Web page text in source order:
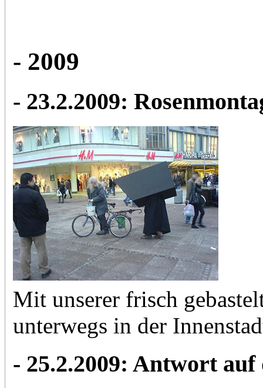
- 2009
- 23.2.2009:
Mit unserer frisch
unterwegs in der
- 25.2.2009: Antwort